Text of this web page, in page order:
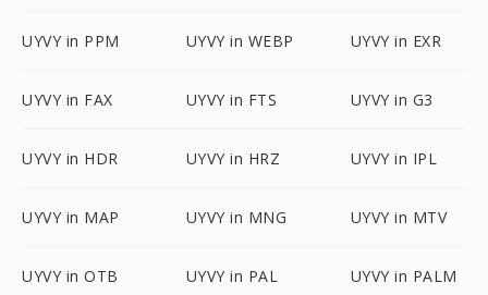
UYVY in PPM UYVY in WEBP UYVY in EXR
UYVY in FAX UYVY in FTS UYVY in G3
UYVY in HDR UYVY in HRZ UYVY in IPL
UYVY in MAP UYVY in MNG UYVY in MTV
UYVY in OTB UYVY in PAL UYVY in PALM